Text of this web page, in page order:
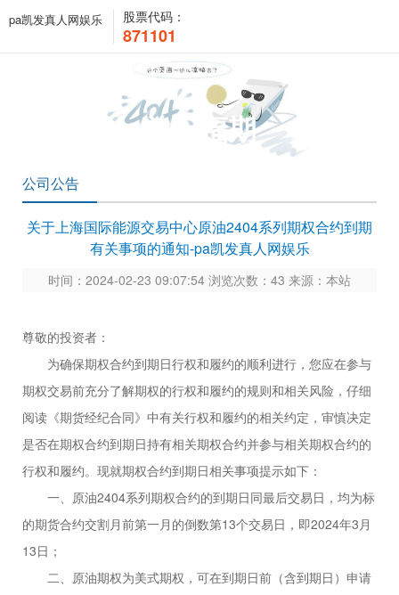
pa凯发真人网娱乐 股票代码：
871101
关于福期
公司公告
关于上海国际能源交易中心原油2404系列期权合约到期
有关事项的通知-pa凯发真人网娱乐
时间：2024-02-23 09:07:54 浏览次数：43 来源：本站
尊敬的投资者：
为确保期权合约到期日行权和履约的顺利进行，您应在参与
期权交易前充分了解期权的行权和履约的规则和相关风险，仔细
阅读《期货经纪合同》中有关行权和履约的相关约定，审慎决定
是否在期权合约到期日持有相关期权合约并参与相关期权合约的
行权和履约。现就期权合约到期日相关事项提示如下：
一、 原油2404系列期权合约的到期日同最后交易日，均为标
的期货合约交割月前第一月的倒数第13个交易日，即2024年3月
13日；
二、 原油期权为美式期权，可在到期日前（含到期日）申请